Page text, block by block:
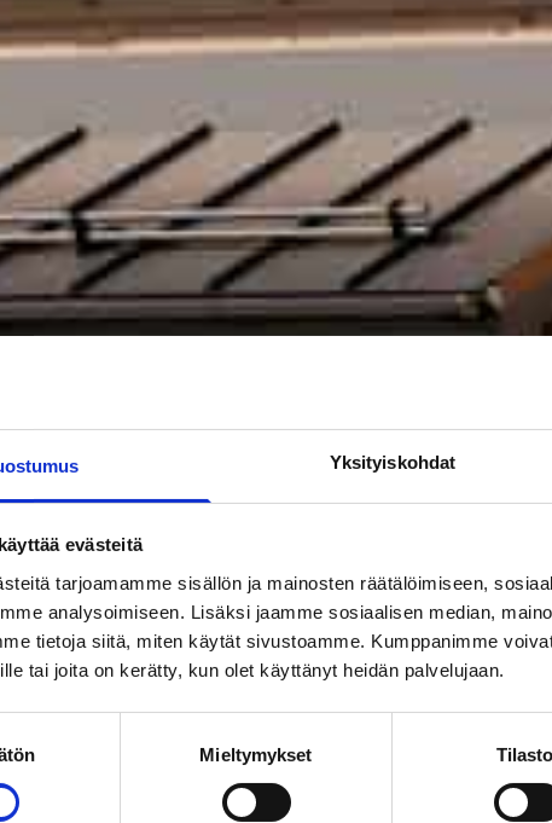
Yksityiskohdat
evästeitä
tarjoamamme sisällön ja mainosten räätälöimiseen,
analysoimiseen. Lisäksi jaamme sosiaalisen median,
tietoja siitä, miten käytät sivustoamme. Kumppanimme
tai joita on kerätty, kun olet käyttänyt heidän palvelujaan.
Mieltymykset